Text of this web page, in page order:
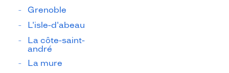
Grenoble
L'isle-d'abeau
La côte-saint-
andré
La mure